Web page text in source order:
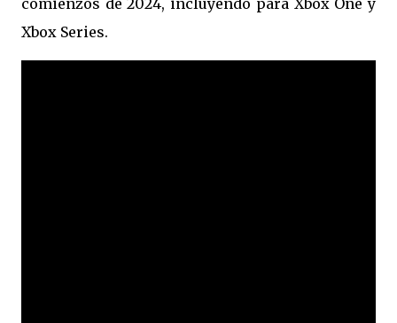
comienzos de 2024, incluyendo para Xbox One y
Xbox Series.